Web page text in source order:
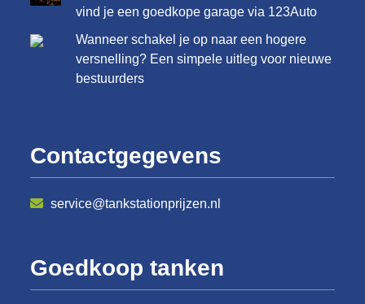
vind je een goedkope garage via 123Auto
Wanneer schakel je op naar een hogere
versnelling? Een simpele uitleg voor nieuwe
bestuurders
Contactgegevens
service@tankstationprijzen.nl
Goedkoop tanken